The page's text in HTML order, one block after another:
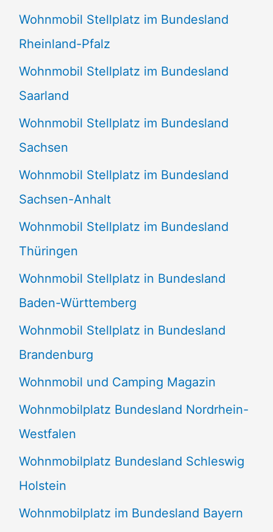
Wohnmobil Stellplatz im Bundesland
Rheinland-Pfalz
Wohnmobil Stellplatz im Bundesland
Saarland
Wohnmobil Stellplatz im Bundesland
Sachsen
Wohnmobil Stellplatz im Bundesland
Sachsen-Anhalt
Wohnmobil Stellplatz im Bundesland
Thüringen
Wohnmobil Stellplatz in Bundesland
Baden-Württemberg
Wohnmobil Stellplatz in Bundesland
Brandenburg
Wohnmobil und Camping Magazin
Wohnmobilplatz Bundesland Nordrhein-
Westfalen
Wohnmobilplatz Bundesland Schleswig
Holstein
Wohnmobilplatz im Bundesland Bayern